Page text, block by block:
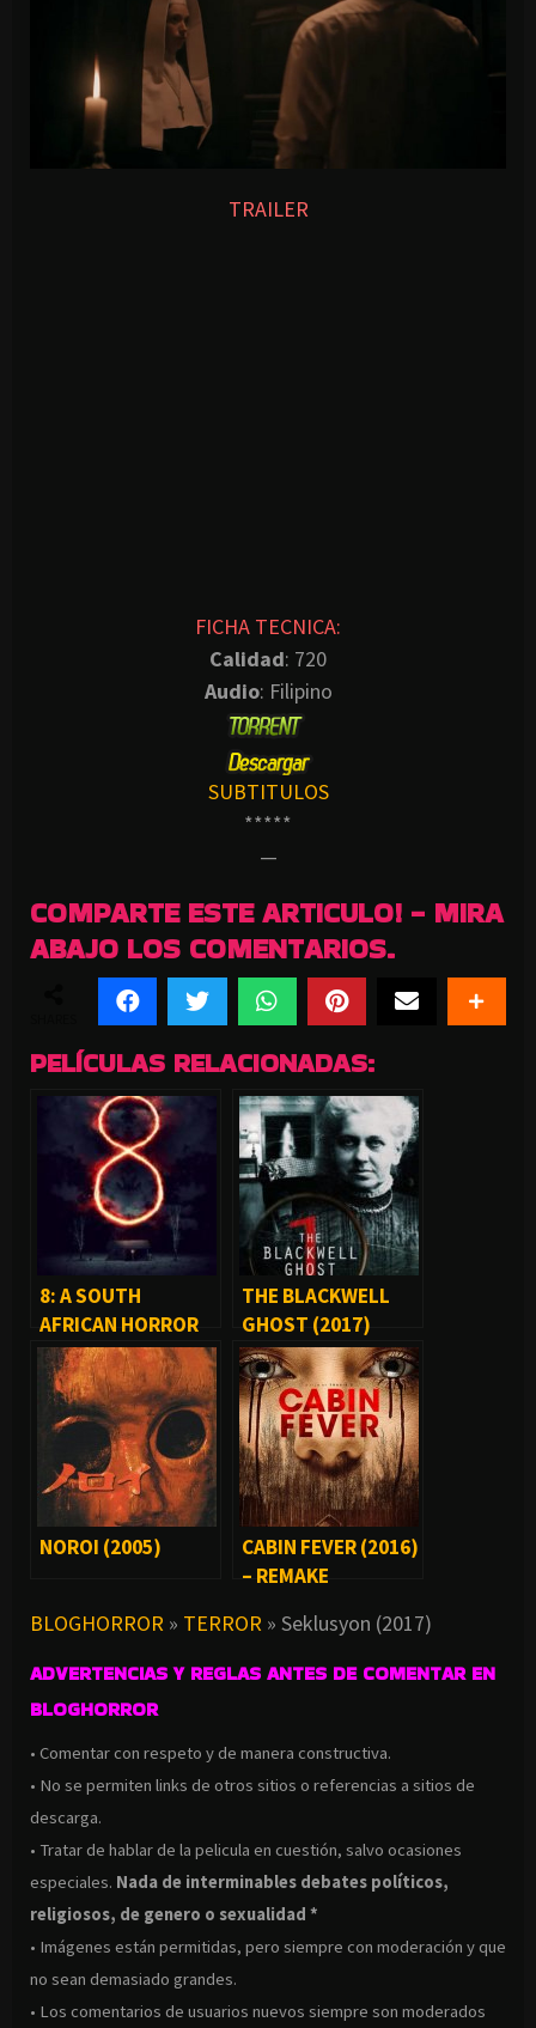
TRAILER
FICHA TECNICA:
Calidad: 720
Audio: Filipino
SUBTITULOS
*****
—
COMPARTE ESTE ARTICULO! - MIRA
ABAJO LOS COMENTARIOS.
PELÍCULAS RELACIONADAS:
8: A SOUTH
AFRICAN HORROR
STORY (2020)
THE BLACKWELL
GHOST (2017)
NOROI (2005)
CABIN FEVER (2016)
– REMAKE
BLOGHORROR » TERROR » Seklusyon (2017)
ADVERTENCIAS Y REGLAS ANTES DE COMENTAR EN
BLOGHORROR
• Comentar con respeto y de manera constructiva.
• No se permiten links de otros sitios o referencias a sitios de
descarga.
• Tratar de hablar de la pelicula en cuestión, salvo ocasiones
especiales. Nada de interminables debates políticos,
religiosos, de genero o sexualidad *
• Imágenes están permitidas, pero siempre con moderación y que
no sean demasiado grandes.
• Los comentarios de usuarios nuevos siempre son moderados